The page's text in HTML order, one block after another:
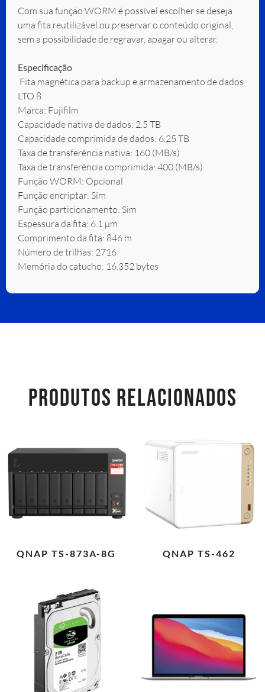
Com sua função WORM é possível escolher se deseja
uma fita reutilizável ou preservar o conteúdo original,
sem a possibilidade de regravar, apagar ou alterar.
Especificação
Fita magnética para backup e armazenamento de dados
LTO 8
Marca: Fujifilm
Capacidade nativa de dados: 2.5 TB
Capacidade comprimida de dados: 6.25 TB
Taxa de transferência nativa: 160 (MB/s)
Taxa de transferência comprimida: 400 (MB/s)
Função WORM: Opcional
Função encriptar: Sim
Função particionamento: Sim
Espessura da fita: 6.1 µm
Comprimento da fita: 846 m
Número de trilhas: 2716
Memória do catucho: 16.352 bytes
PRODUTOS RELACIONADOS
QNAP TS-873A-8G QNAP TS-462